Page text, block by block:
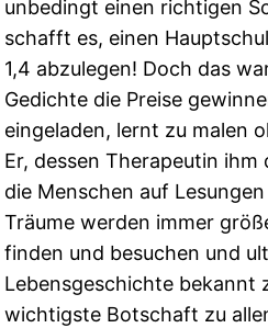
unbedingt einen richtigen
schafft es, einen
1,4 abzulegen! Doch das
Gedichte die Preise
eingeladen, lernt zu malen
Er, dessen Therapeutin
die Menschen auf
Träume werden immer
finden und besuchen und
Lebensgeschichte bekannt
wichtigste Botschaft zu